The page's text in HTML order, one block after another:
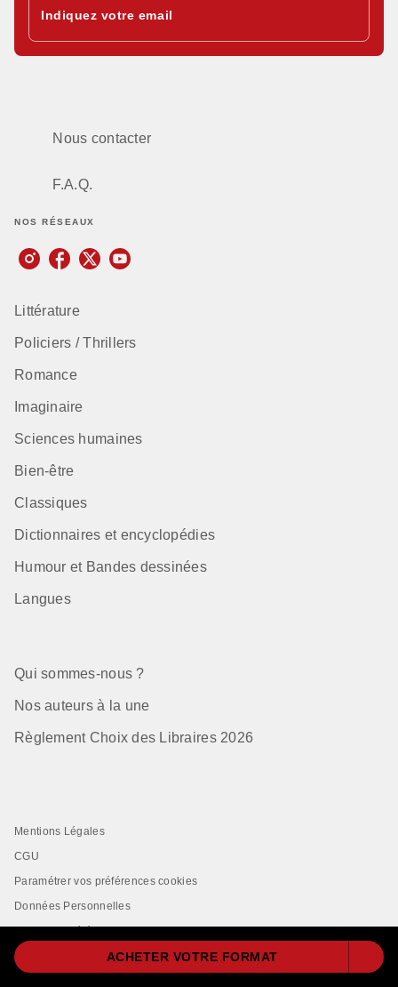
ACHETER VOTRE FORMAT
Indiquez votre email
Nous contacter
F.A.Q.
NOS RÉSEAUX
Littérature
Policiers / Thrillers
Romance
Imaginaire
Sciences humaines
Bien-être
Classiques
Dictionnaires et encyclopédies
Humour et Bandes dessinées
Langues
Qui sommes-nous ?
Nos auteurs à la une
Règlement Choix des Libraires 2026
Mentions Légales
CGU
Paramétrer vos préférences cookies
Données Personnelles
Charte de Référencement